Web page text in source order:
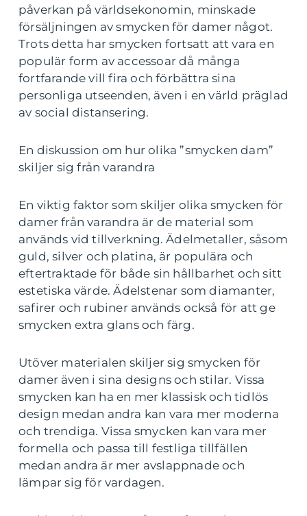
påverkan på världsekonomin, minskade
försäljningen av smycken för damer något.
Trots detta har smycken fortsatt att vara en
populär form av accessoar då många
fortfarande vill fira och förbättra sina
personliga utseenden, även i en värld präglad
av social distansering.
En diskussion om hur olika ”smycken dam”
skiljer sig från varandra
En viktig faktor som skiljer olika smycken för
damer från varandra är de material som
används vid tillverkning. Ädelmetaller, såsom
guld, silver och platina, är populära och
eftertraktade för både sin hållbarhet och sitt
estetiska värde. Ädelstenar som diamanter,
safirer och rubiner används också för att ge
smycken extra glans och färg.
Utöver materialen skiljer sig smycken för
damer även i sina designs och stilar. Vissa
smycken kan ha en mer klassisk och tidlös
design medan andra kan vara mer moderna
och trendiga. Vissa smycken kan vara mer
formella och passa till festliga tillfällen
medan andra är mer avslappnade och
lämpar sig för vardagen.